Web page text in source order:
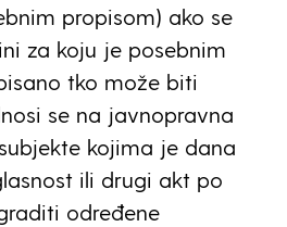
propisom) ako se
za koju je posebnim
tko može biti
se na javnopravna
kojima je dana
ili drugi akt po
određene